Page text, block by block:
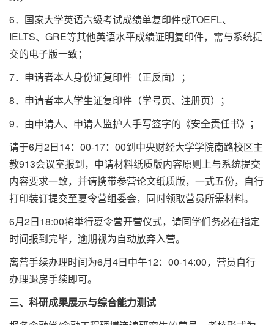
6．国家大学英语六级考试成绩单复印件或TOEFL、
IELTS、GRE等其他英语水平成绩证明复印件，需与系统提
交的电子版一致；
7．申请者本人身份证复印件（正反面）；
8．申请者本人学生证复印件（学号页、注册页）；
9．由申请人、申请人监护人手写签字的《安全责任书》；
请于6月2日14：00-17：00到中央财经大学学院南路校区主
教913会议室报到，申请材料纸质版内容原则上与系统提交
内容要求一致，并请携带参营论文纸质版，一式五份，自行
打印装订提交至夏令营组委会，同时领取营员所需材料。
6月2日18:00将举行夏令营开营仪式，请同学们务必在指定
时间报到完毕，逾期视为自动放弃入营。
离营手续办理时间为6月4日中午12：00-14:00，营员自行
办理退房手续即可。
三、科研成果展示与综合能力测试